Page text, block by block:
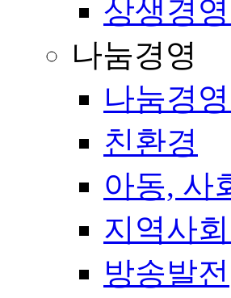
상생경
나눔경영
나눔경
친환경
아동, 사
지역사
방송발전